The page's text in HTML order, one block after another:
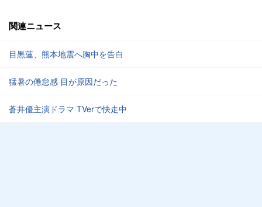
関連ニュース
目黒蓮、熊本地震へ胸中を告白
猛暑の倦怠感 目が原因だった
蒼井優主演ドラマ TVerで快走中